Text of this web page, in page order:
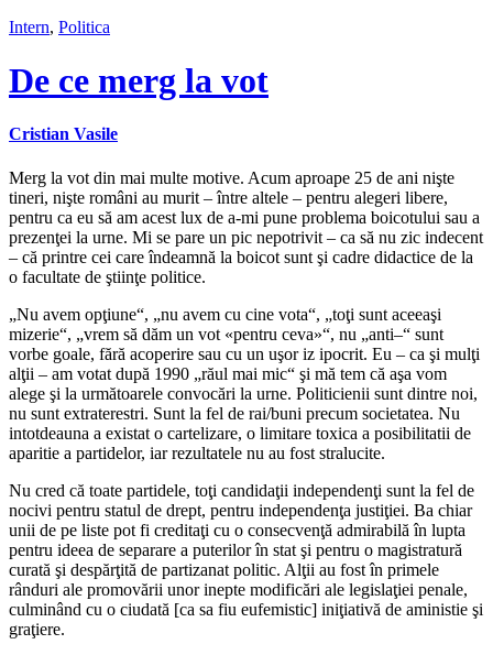
Intern, Politica
De ce merg la vot
Cristian Vasile
Merg la vot din mai multe motive. Acum aproape 25 de ani nişte
tineri, nişte români au murit – între altele – pentru alegeri libere,
pentru ca eu să am acest lux de a-mi pune problema boicotului sau a
prezenţei la urne. Mi se pare un pic nepotrivit – ca să nu zic indecent
– că printre cei care îndeamnă la boicot sunt şi cadre didactice de la
o facultate de ştiinţe politice.
„Nu avem opţiune“, „nu avem cu cine vota“, „toţi sunt aceeaşi
mizerie“, „vrem să dăm un vot «pentru ceva»“, nu „anti–“ sunt
vorbe goale, fără acoperire sau cu un uşor iz ipocrit. Eu – ca şi mulţi
alţii – am votat după 1990 „răul mai mic“ şi mă tem că aşa vom
alege şi la următoarele convocări la urne. Politicienii sunt dintre noi,
nu sunt extraterestri. Sunt la fel de rai/buni precum societatea. Nu
intotdeauna a existat o cartelizare, o limitare toxica a posibilitatii de
aparitie a partidelor, iar rezultatele nu au fost stralucite.
Nu cred că toate partidele, toţi candidaţii independenţi sunt la fel de
nocivi pentru statul de drept, pentru independenţa justiţiei. Ba chiar
unii de pe liste pot fi creditaţi cu o consecvenţă admirabilă în lupta
pentru ideea de separare a puterilor în stat şi pentru o magistratură
curată şi despărţită de partizanat politic. Alţii au fost în primele
rânduri ale promovării unor inepte modificări ale legislaţiei penale,
culminând cu o ciudată [ca sa fiu eufemistic] iniţiativă de aministie şi
graţiere.